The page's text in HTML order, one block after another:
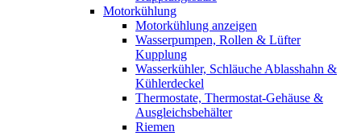
Motorkühlung
Motorkühlung anzeigen
Wasserpumpen, Rollen & Lüfter
Kupplung
Wasserkühler, Schläuche Ablasshahn &
Kühlerdeckel
Thermostate, Thermostat-Gehäuse &
Ausgleichsbehälter
Riemen